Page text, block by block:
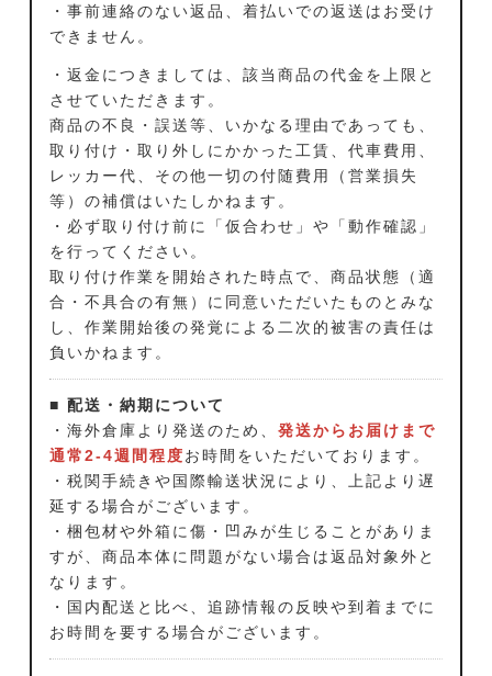
・事前連絡のない返品、着払いでの返送はお受け
できません。
・返金につきましては、該当商品の代金を上限と
させていただきます。
商品の不良・誤送等、いかなる理由であっても、
取り付け・取り外しにかかった工賃、代車費用、
レッカー代、その他一切の付随費用（営業損失
等）の補償はいたしかねます。
・必ず取り付け前に「仮合わせ」や「動作確認」
を行ってください。
取り付け作業を開始された時点で、商品状態（適
合・不具合の有無）に同意いただいたものとみな
し、作業開始後の発覚による二次的被害の責任は
負いかねます。
■ 配送・納期について
・海外倉庫より発送のため、 発送からお届けまで
通常2-4週間程度お時間をいただいております。
・税関手続きや国際輸送状況により、上記より遅
延する場合がございます。
・梱包材や外箱に傷・凹みが生じることがありま
すが、商品本体に問題がない場合は返品対象外と
なります。
・国内配送と比べ、追跡情報の反映や到着までに
お時間を要する場合がございます。